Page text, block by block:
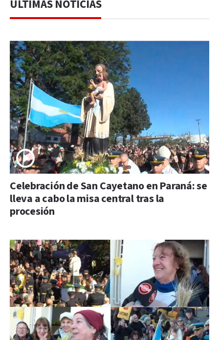
ÚLTIMAS NOTICIAS
Celebración de San Cayetano en Paraná: se
lleva a cabo la misa central tras la
procesión